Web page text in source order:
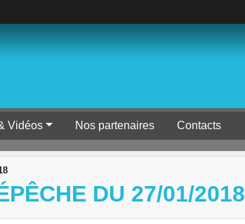
Vidéos Nos partenaires Contacts
DU 27/01/2018